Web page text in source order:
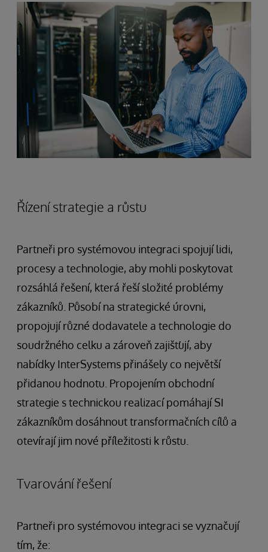
Řízení strategie a růstu
Partneři pro systémovou integraci spojují lidi,
procesy a technologie, aby mohli poskytovat
rozsáhlá řešení, která řeší složité problémy
zákazníků. Působí na strategické úrovni,
propojují různé dodavatele a technologie do
soudržného celku a zároveň zajišťují, aby
nabídky InterSystems přinášely co největší
přidanou hodnotu. Propojením obchodní
strategie s technickou realizací pomáhají SI
zákazníkům dosáhnout transformačních cílů a
otevírají jim nové příležitosti k růstu.
Tvarování řešení
Partneři pro systémovou integraci se vyznačují
tím, že: